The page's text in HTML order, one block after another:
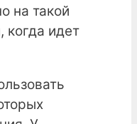
на такой
когда идет